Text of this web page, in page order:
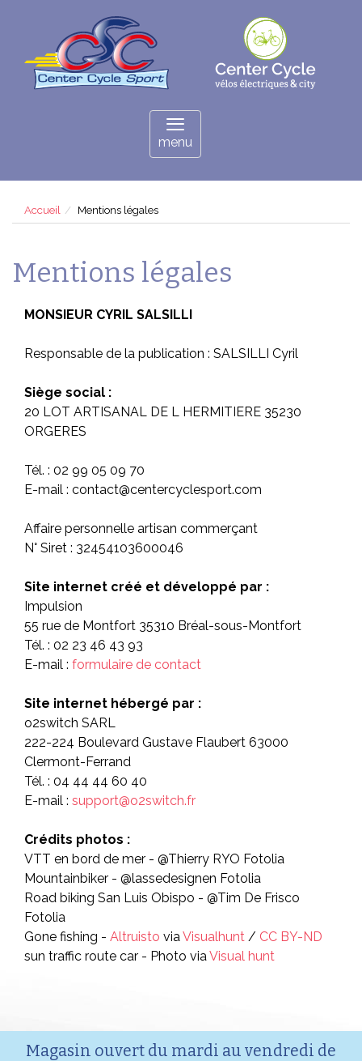
Toggle
navigation
menu
Accueil Mentions légales
Mentions légales
MONSIEUR CYRIL SALSILLI
Responsable de la publication : SALSILLI Cyril
Siège social :
20 LOT ARTISANAL DE L HERMITIERE 35230
ORGERES
Tél. : 02 99 05 09 70
E-mail : contact@centercyclesport.com
Affaire personnelle artisan commerçant
N° Siret : 32454103600046
Site internet créé et développé par :
Impulsion
55 rue de Montfort 35310 Bréal-sous-Montfort
Tél. : 02 23 46 43 93
E-mail : formulaire de contact
Site internet hébergé par :
o2switch SARL
222-224 Boulevard Gustave Flaubert 63000
Clermont-Ferrand
Tél. : 04 44 44 60 40
E-mail : support@o2switch.fr
Crédits photos :
VTT en bord de mer - @Thierry RYO Fotolia
Mountainbiker - @lassedesignen Fotolia
Road biking San Luis Obispo - @Tim De Frisco
Fotolia
Gone fishing - Altruisto viaVisualhunt / CC BY-ND
sun traffic route car - Photo viaVisual hunt
Magasin ouvert du mardi au vendredi de